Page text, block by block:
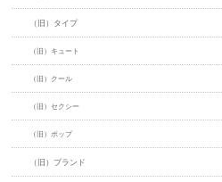
（旧）タイプ
（旧）キュート
（旧）クール
（旧）セクシー
（旧）ポップ
（旧）ブランド